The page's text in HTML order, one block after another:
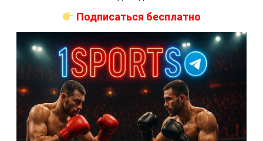
СВЕЖИЕ ЗАПИСИ
ACA 200 прямая трансляция
Марафон боев UFC 325 прямая трансляция
Подписаться бесплатно